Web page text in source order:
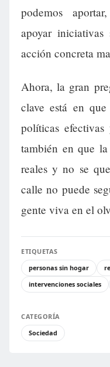
podemos
apoyar
acción concreta
Ahora, la gran
clave está en
políticas efectivas
también en que
reales y no se
calle no puede
gente viva en el
ETIQUETAS
personas sin hogar
intervenciones sociales
CATEGORÍA
Sociedad